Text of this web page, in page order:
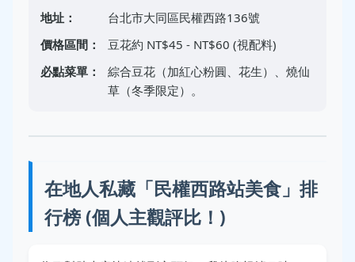
地址：
台北市大同區民權西路136號
價格區間：
豆花約 NT$45 - NT$60 (視配料)
必點菜單：
綜合豆花（加紅心粉圓、花生）、燒仙
草（冬季限定）。
在地人私藏「民權西路站美食」排
行榜 (個人主觀評比！)